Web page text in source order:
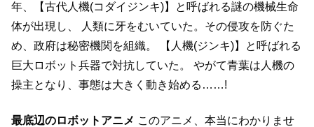
年、【古代人機(コダイジンキ)】と呼ばれる謎の機械生命
体が出現し、
人類に牙をむいていた。その侵攻を防ぐた
め、政府は秘密機関を組織。
【人機(ジンキ)】と呼ばれる
巨大ロボット兵器で対抗していた。
やがて青葉は人機の
操主となり、事態は大きく動き始める……!
最底辺のロボットアニメ このアニメ、本当にわかりませ